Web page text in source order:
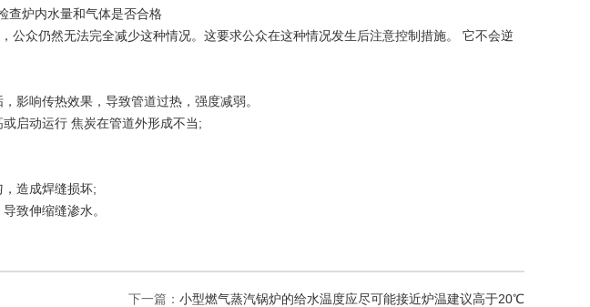
炉内水量和气体是否合格
众仍然无法完全减少这种情况。这要求公众在这种情况发生后注意控制措施。 它不会逆
响传热效果，导致管道过热，强度减弱。
启动运行 焦炭在管道外形成不当;
造成焊缝损坏;
致伸缩缝渗水。
下一篇： 小型燃气蒸汽锅炉的给水温度应尽可能接近炉温建议高于20℃